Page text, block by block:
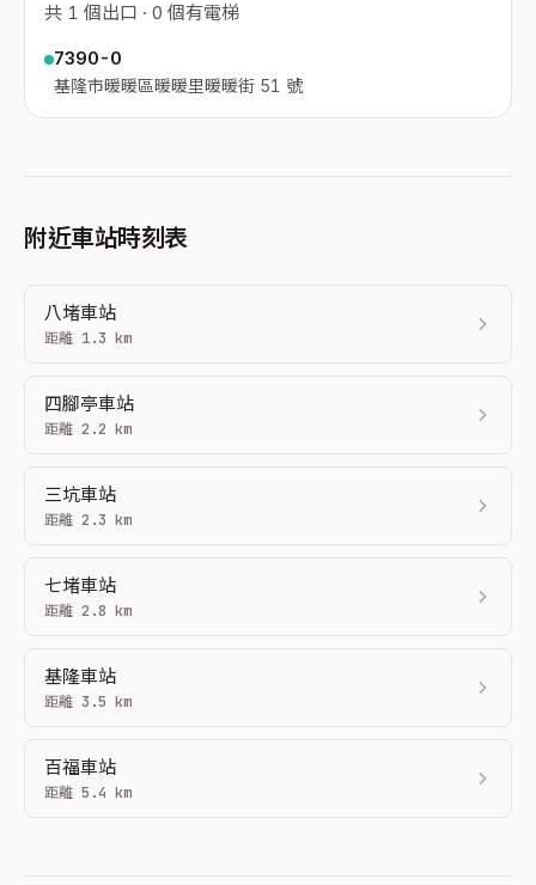
共 1 個出口 · 0 個有電梯
7390-0
基隆市暖暖區暖暖里暖暖街 51 號
附近車站時刻表
八堵車站
距離 1.3 km
四腳亭車站
距離 2.2 km
三坑車站
距離 2.3 km
七堵車站
距離 2.8 km
基隆車站
距離 3.5 km
百福車站
距離 5.4 km